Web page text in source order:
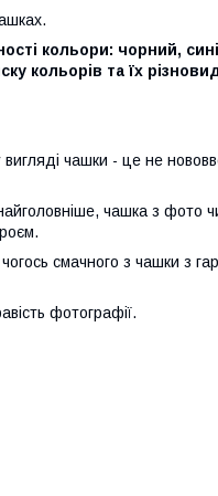
кольори: чорний,
кольорів та їх
чашки - це не
найголовніше, чашка з фото
смачного з чашки з
фотографії.